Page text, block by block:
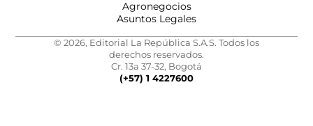
Agronegocios
Asuntos Legales
© 2026, Editorial La República S.A.S. Todos los
derechos reservados.
Cr. 13a 37-32, Bogotá
(+57) 1 4227600